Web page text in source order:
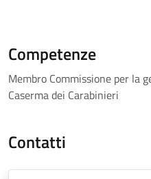
Competenze
Membro Commissione per la
Caserma dei Carabinieri
Contatti